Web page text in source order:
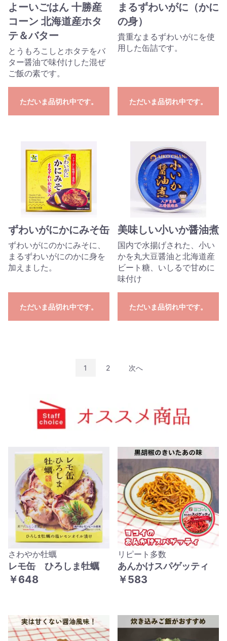
よーいごはん 十勝産
コーン 北海道産ホタ
テ＆バター
とうもろこしとホタテをバ
ター醤油で味付けした混ぜ
ご飯の素です。
ただいま品切れ中です。
まるずわいがに（かに
の身）
貴重なまるずわいがにを使
用した缶詰です。
ただいま品切れ中です。
ずわいがにかにみそ缶
ずわいがにのかにみそに、
まるずわいがにのかに身を
加えました。
ただいま品切れ中です。
美味しい小いか醤油煮
国内で水揚げされた、小い
かを丸大豆醤油と北海道産
ビート糖、いしるで甘めに
味付け
ただいま品切れ中です。
1 2 次へ
さわやか牡蠣
レモ缶 ひろしま牡蠣
￥648
リピート多数
あんかけスパゲッティ
￥583